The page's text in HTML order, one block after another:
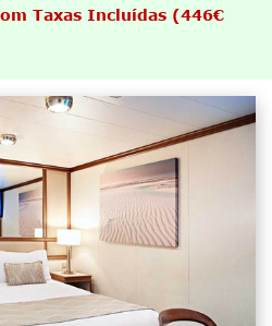
Taxas Incluídas (446€